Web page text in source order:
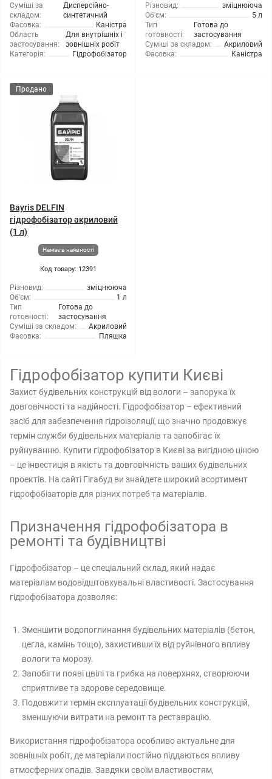
Суміші за
складом:
Дисперсійно-
синтетичний
Фасовка:
Каністра
Область
застосування:
Для внутрішніх і
зовнішніх робіт
Категорія:
Гідрофобізатор
Різновид:
зміцнююча
Об'єм:
5 л
Тип
готовності:
Готова до
застосування
Суміші за складом:
Акриловий
Фасовка:
Каністра
Продано
Bayris DELFIN
гідрофобізатор акриловий
(1 л)
Немає в наявності
Код товару: 12391
Різновид:
зміцнююча
Об'єм:
1 л
Тип
готовності:
Готова до
застосування
Суміші за складом:
Акриловий
Фасовка:
Пляшка
Гідрофобізатор купити Києві
Захист будівельних конструкцій від вологи – запорука їх
довговічності та надійності. Гідрофобізатор – ефективний
засіб для забезпечення гідроізоляції, що значно продовжує
термін служби будівельних матеріалів та запобігає їх
руйнуванню. Купити гідрофобізатор в Києві за вигідною ціною
– це інвестиція в якість та довговічність ваших будівельних
проектів. На сайті Гігабуд ви знайдете широкий асортимент
гідрофобізаторів для різних потреб та матеріалів.
Призначення гідрофобізатора в
ремонті та будівництві
Гідрофобізатор – це спеціальний склад, який надає
матеріалам водовідштовхувальні властивості. Застосування
гідрофобізатора дозволяє:
Зменшити водопоглинання будівельних матеріалів (бетон,
цегла, камінь тощо), захистивши їх від руйнівного впливу
вологи та морозу.
Запобігти появі цвілі та грибка на поверхнях, створюючи
сприятливе та здорове середовище.
Подовжити термін експлуатації будівельних конструкцій,
зменшуючи витрати на ремонт та реставрацію.
Використання гідрофобізатора особливо актуальне для
зовнішніх робіт, де матеріали постійно піддаються впливу
атмосферних опадів. Завдяки своїм властивостям,